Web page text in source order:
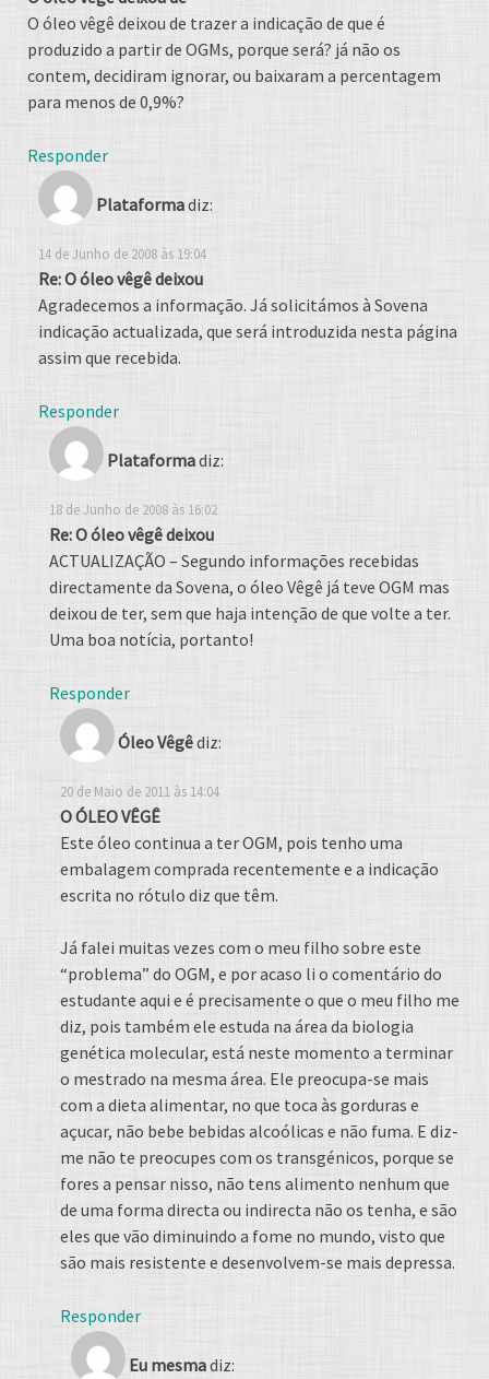
O óleo vêgê deixou de trazer a indicação de que é
produzido a partir de OGMs, porque será? já não os
contem, decidiram ignorar, ou baixaram a percentagem
para menos de 0,9%?
Responder
Plataformadiz:
14 de Junho de 2008 às 19:04
Re: O óleo vêgê deixou
Agradecemos a informação. Já solicitámos à Sovena
indicação actualizada, que será introduzida nesta página
assim que recebida.
Responder
Plataformadiz:
18 de Junho de 2008 às 16:02
Re: O óleo vêgê deixou
ACTUALIZAÇÃO – Segundo informações recebidas
directamente da Sovena, o óleo Vêgê já teve OGM mas
deixou de ter, sem que haja intenção de que volte a ter.
Uma boa notícia, portanto!
Responder
Óleo Vêgêdiz:
20 de Maio de 2011 às 14:04
O ÓLEO VÊGÊ
Este óleo continua a ter OGM, pois tenho uma
embalagem comprada recentemente e a indicação
escrita no rótulo diz que têm.
Já falei muitas vezes com o meu filho sobre este
“problema” do OGM, e por acaso li o comentário do
estudante aqui e é precisamente o que o meu filho me
diz, pois também ele estuda na área da biologia
genética molecular, está neste momento a terminar
o mestrado na mesma área. Ele preocupa-se mais
com a dieta alimentar, no que toca às gorduras e
açucar, não bebe bebidas alcoólicas e não fuma. E diz-
me não te preocupes com os transgénicos, porque se
fores a pensar nisso, não tens alimento nenhum que
de uma forma directa ou indirecta não os tenha, e são
eles que vão diminuindo a fome no mundo, visto que
são mais resistente e desenvolvem-se mais depressa.
Responder
Eu mesmadiz: